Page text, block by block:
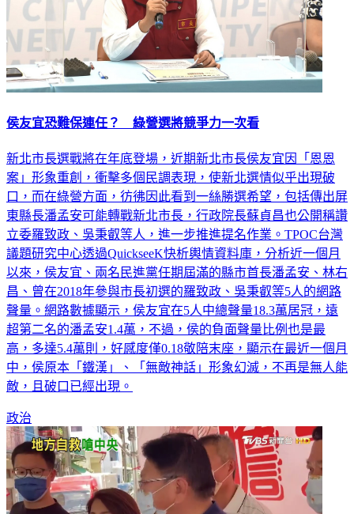
侯友宜恐難保連任？ 綠營選將競爭力一次看
新北市長選戰將在年底登場，近期新北市長侯友宜因「恩恩
案」形象重創，衝擊多個民調表現，使新北選情似乎出現破
口，而在綠營方面，彷彿因此看到一絲勝選希望，包括傳出屏
東縣長潘孟安可能轉戰新北市長，行政院長蘇貞昌也公開稱讚
立委羅致政、吳秉叡等人，進一步推進提名作業。TPOC台灣
議題研究中心透過QuickseeK快析輿情資料庫，分析近一個月
以來，侯友宜、兩名民進黨任期屆滿的縣市首長潘孟安、林右
昌、曾在2018年參與市長初選的羅致政、吳秉叡等5人的網路
聲量。網路數據顯示，侯友宜在5人中總聲量18.3萬居冠，遠
超第二名的潘孟安1.4萬，不過，侯的負面聲量比例也是最
高，多達5.4萬則，好感度僅0.18敬陪末座，顯示在最近一個月
中，侯原本「鐵漢」、「無敵神話」形象幻滅，不再是無人能
敵，且破口已經出現。
政治